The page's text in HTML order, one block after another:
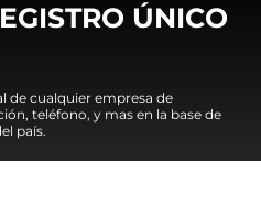
ÚNICO
de cualquier empresa de
teléfono, y mas en la base de
país.